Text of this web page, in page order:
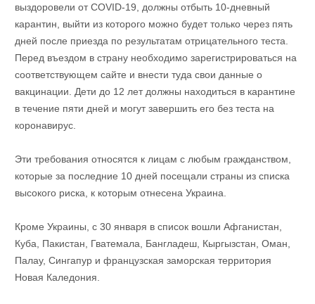
выздоровели от COVID-19, должны отбыть 10-дневный
карантин, выйти из которого можно будет только через пять
дней после приезда по результатам отрицательного теста.
Перед въездом в страну необходимо зарегистрироваться на
соответствующем сайте и внести туда свои данные о
вакцинации. Дети до 12 лет должны находиться в карантине
в течение пяти дней и могут завершить его без теста на
коронавирус.
Эти требования относятся к лицам с любым гражданством,
которые за последние 10 дней посещали страны из списка
высокого риска, к которым отнесена Украина.
Кроме Украины, с 30 января в список вошли Афганистан,
Куба, Пакистан, Гватемала, Бангладеш, Кыргызстан, Оман,
Палау, Сингапур и французская заморская территория
Новая Каледония.